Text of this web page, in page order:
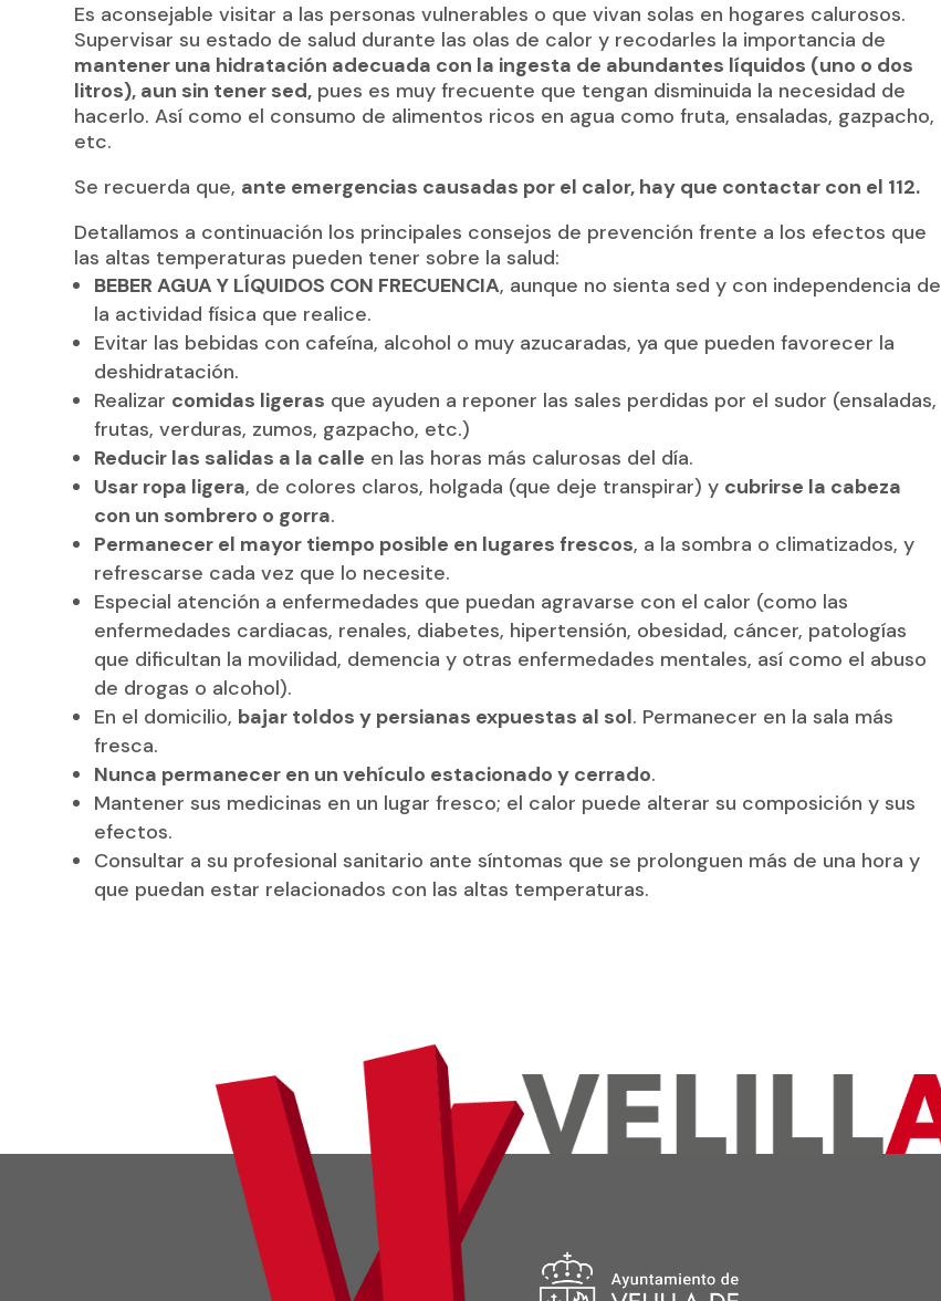
Es aconsejable visitar a las personas vulnerables o que vivan solas en hogares calurosos.
Supervisar su estado de salud durante las olas de calor y recodarles la importancia de
mantener una hidratación adecuada con la ingesta de abundantes líquidos (uno o dos
litros), aun sin tener sed, pues es muy frecuente que tengan disminuida la necesidad de
hacerlo. Así como el consumo de alimentos ricos en agua como fruta, ensaladas, gazpacho,
etc.
Se recuerda que, ante emergencias causadas por el calor, hay que contactar con el 112.
Detallamos a continuación los principales consejos de prevención frente a los efectos que
las altas temperaturas pueden tener sobre la salud:
BEBER AGUA Y LÍQUIDOS CON FRECUENCIA, aunque no sienta sed y con independencia de
la actividad física que realice.
Evitar las bebidas con cafeína, alcohol o muy azucaradas, ya que pueden favorecer la
deshidratación.
Realizar comidas ligeras que ayuden a reponer las sales perdidas por el sudor (ensaladas,
frutas, verduras, zumos, gazpacho, etc.)
Reducir las salidas a la calle en las horas más calurosas del día.
Usar ropa ligera, de colores claros, holgada (que deje transpirar) y cubrirse la cabeza
con un sombrero o gorra.
Permanecer el mayor tiempo posible en lugares frescos, a la sombra o climatizados, y
refrescarse cada vez que lo necesite.
Especial atención a enfermedades que puedan agravarse con el calor (como las
enfermedades cardiacas, renales, diabetes, hipertensión, obesidad, cáncer, patologías
que dificultan la movilidad, demencia y otras enfermedades mentales, así como el abuso
de drogas o alcohol).
En el domicilio, bajar toldos y persianas expuestas al sol. Permanecer en la sala más
fresca.
Nunca permanecer en un vehículo estacionado y cerrado.
Mantener sus medicinas en un lugar fresco; el calor puede alterar su composición y sus
efectos.
Consultar a su profesional sanitario ante síntomas que se prolonguen más de una hora y
que puedan estar relacionados con las altas temperaturas.